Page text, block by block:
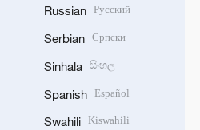
Russian Русский
Serbian Српски
Sinhala සිංහල
Spanish Español
Swahili Kiswahili